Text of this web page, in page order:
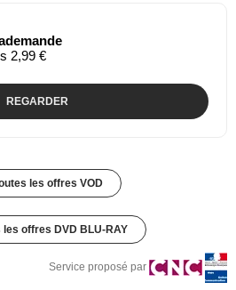
2,99 €
REGARDER
les offres VOD
les offres DVD BLU-RAY
Service proposé par